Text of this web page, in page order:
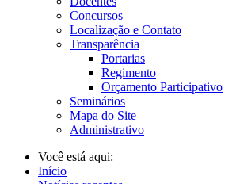
Concursos
Localização e Contato
Transparência
Portarias
Regimento
Orçamento Participativo
Seminários
Mapa do Site
Administrativo
Você está aqui:
Início